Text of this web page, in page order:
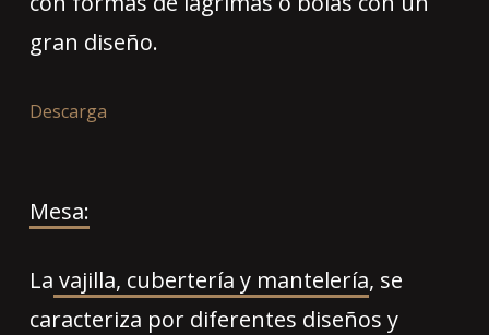
gran diseño.
Descarga
Mesa:
La vajilla, cubertería y mantelería, se
caracteriza por diferentes diseños y